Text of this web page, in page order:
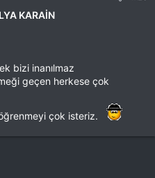
KARAİN
bizi inanılmaz
geçen herkese çok
çok isteriz.